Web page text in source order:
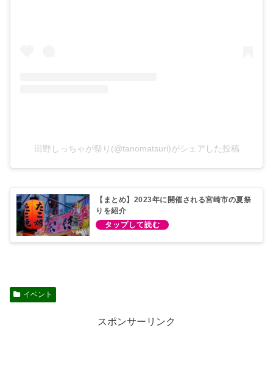
田野しっちゃが祭り(@tanomatsuri)がシェアした投稿
【まとめ】2023年に開催される宮崎市の夏祭
りを紹介
イベント
スポンサーリンク